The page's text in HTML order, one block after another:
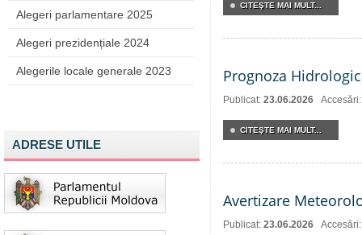
Alegeri parlamentare 2025
Alegeri prezidențiale 2024
Alegerile locale generale 2023
ADRESE UTILE
CITEŞTE MAI MULT...
Prognoza
Publicat: 23.06.2026
CITEŞTE MAI MULT...
Avertizare
Publicat: 23.06.2026